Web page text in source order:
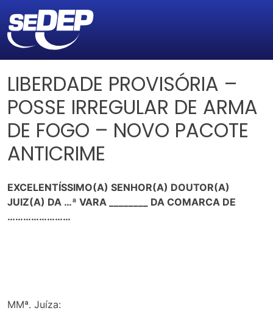
LIBERDADE PROVISÓRIA –
POSSE IRREGULAR DE ARMA
DE FOGO – NOVO PACOTE
ANTICRIME
EXCELENTÍSSIMO(A) SENHOR(A) DOUTOR(A)
JUIZ(A) DA …ª VARA ________ DA COMARCA DE
……………………
MMª. Juíza: